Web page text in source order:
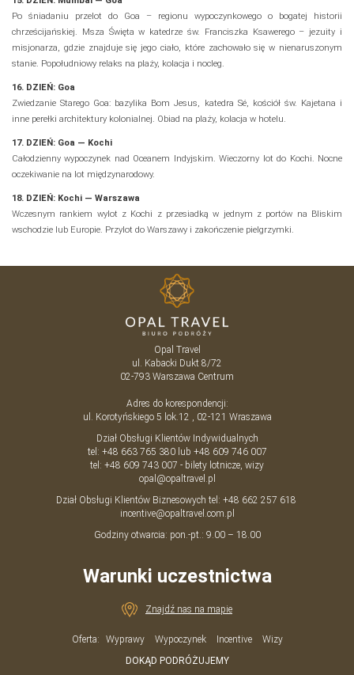
Po śniadaniu przelot do Goa – regionu wypoczynkowego o bogatej historii
chrześcijańskiej. Msza Święta w katedrze św. Franciszka Ksawerego – jezuity i
misjonarza, gdzie znajduje się jego ciało, które zachowało się w nienaruszonym
stanie. Popołudniowy relaks na plaży, kolacja i nocleg.
16. DZIEŃ: Goa
Zwiedzanie Starego Goa: bazylika Bom Jesus, katedra Sé, kościół św. Kajetana i
inne perełki architektury kolonialnej. Obiad na plaży, kolacja w hotelu.
17. DZIEŃ: Goa — Kochi
Całodzienny wypoczynek nad Oceanem Indyjskim. Wieczorny lot do Kochi. Nocne
oczekiwanie na lot międzynarodowy.
18. DZIEŃ: Kochi — Warszawa
Wczesnym rankiem wylot z Kochi z przesiadką w jednym z portów na Bliskim
wschodzie lub Europie. Przylot do Warszawy i zakończenie pielgrzymki.
Opal Travel
ul. Kabacki Dukt 8/72
02-793 Warszawa Centrum
Adres do korespondencji:
ul. Korotyńskiego 5 lok.12 , 02-121 Wraszawa
Dział Obsługi Klientów Indywidualnych
tel: +48 663 765 380lub +48 609 746 007
tel: +48 609 743 007 - bilety lotnicze, wizy
opal@opaltravel.pl
Dział Obsługi Klientów Biznesowych tel: +48 662 257 618
incentive@opaltravel.com.pl
Godziny otwarcia: pon.-pt.: 9.00 – 18.00
Warunki uczestnictwa
Znajdź nas na mapie
Oferta: Wyprawy Wypoczynek Incentive
Wizy
DOKĄD PODRÓŻUJEMY